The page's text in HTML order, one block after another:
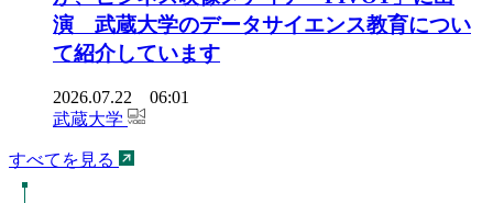
演 武蔵大学のデータサイエンス教育につい
て紹介しています
2026.07.22 06:01
武蔵大学
すべてを見る